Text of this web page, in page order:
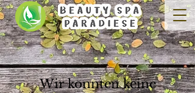
Wir konnten keine